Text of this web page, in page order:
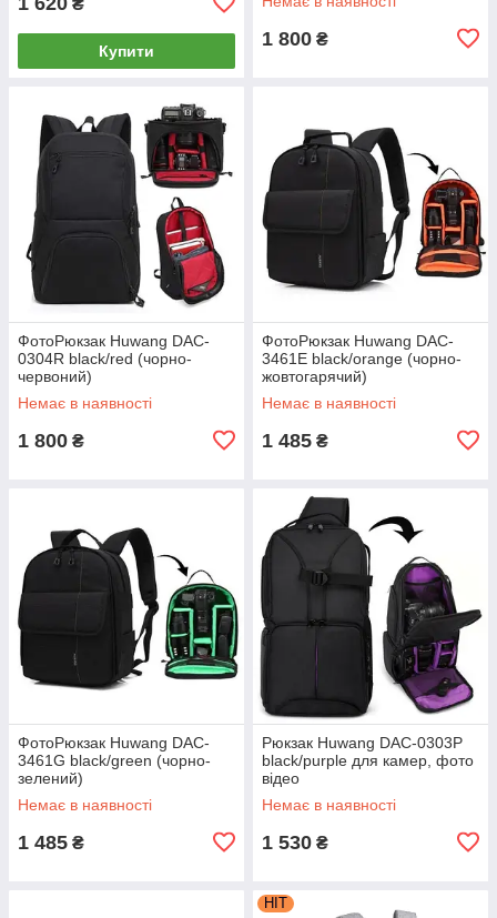
Купити
1 800 ₴
ФотоРюкзак Huwang DAC-
0304R black/red (чорно-
червоний)
Немає в наявності
1 800 ₴
ФотоРюкзак Huwang DAC-
3461E black/orange (чорно-
жовтогарячий)
Немає в наявності
1 485 ₴
ФотоРюкзак Huwang DAC-
3461G black/green (чорно-
зелений)
Немає в наявності
1 485 ₴
Рюкзак Huwang DAC-0303P
black/purple для камер, фото
відео
Немає в наявності
1 530 ₴
HIT